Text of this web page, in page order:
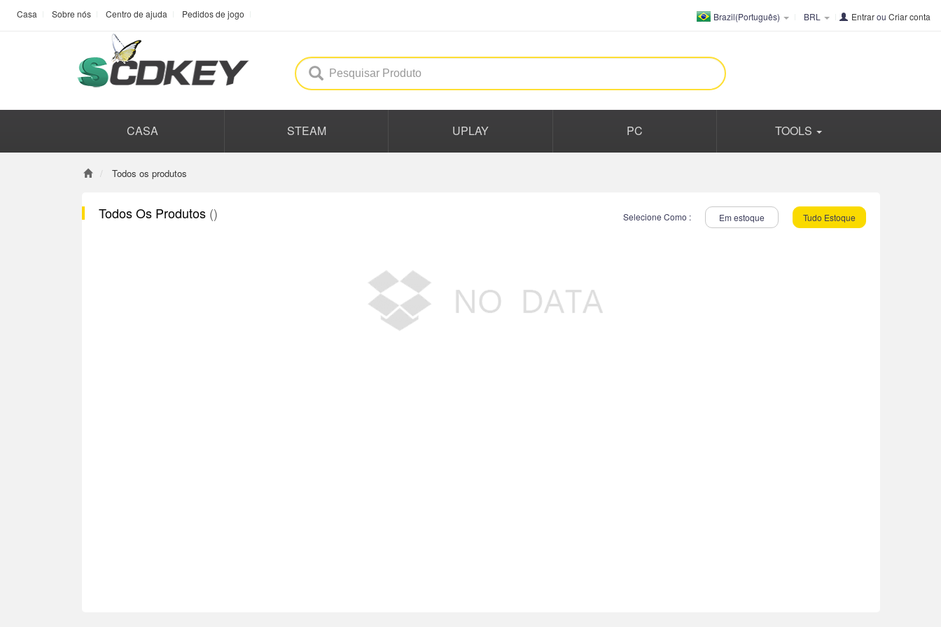
Casa Sobre nós Centro de ajuda Pedidos de jogo Brazil(Português) BRL Entrarou Criar conta
CASA STEAM UPLAY PC TOOLS
Todos os produtos
Todos Os Produtos () Selecione Como : Em estoque Tudo Estoque